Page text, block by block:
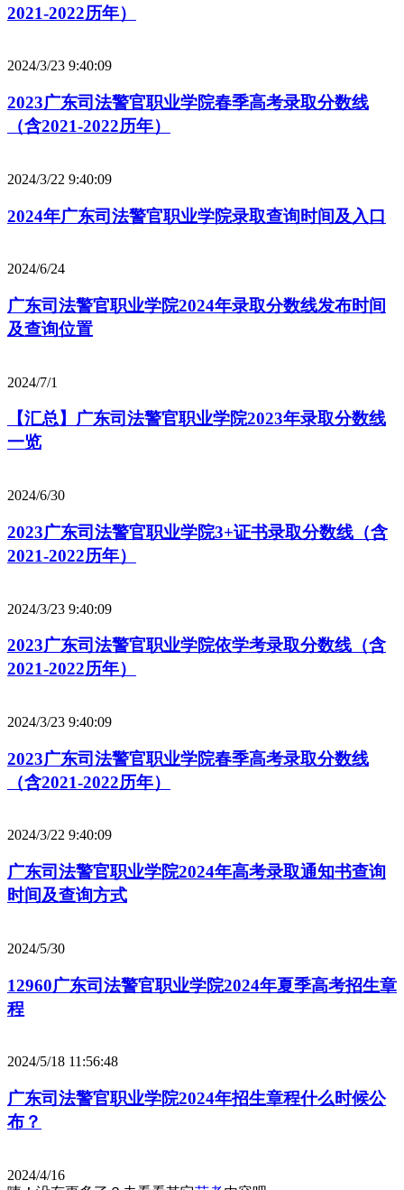
2021-2022历年）
2024/3/23 9:40:09
2023广东司法警官职业学院春季高考录取分数线
（含2021-2022历年）
2024/3/22 9:40:09
2024年广东司法警官职业学院录取查询时间及入口
2024/6/24
广东司法警官职业学院2024年录取分数线发布时间
及查询位置
2024/7/1
【汇总】广东司法警官职业学院2023年录取分数线
一览
2024/6/30
2023广东司法警官职业学院3+证书录取分数线（含
2021-2022历年）
2024/3/23 9:40:09
2023广东司法警官职业学院依学考录取分数线（含
2021-2022历年）
2024/3/23 9:40:09
2023广东司法警官职业学院春季高考录取分数线
（含2021-2022历年）
2024/3/22 9:40:09
广东司法警官职业学院2024年高考录取通知书查询
时间及查询方式
2024/5/30
12960广东司法警官职业学院2024年夏季高考招生章
程
2024/5/18 11:56:48
广东司法警官职业学院2024年招生章程什么时候公
布？
2024/4/16